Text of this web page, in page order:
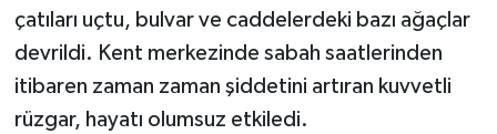
çatıları uçtu, bulvar ve caddelerdeki bazı ağaçlar
devrildi. Kent merkezinde sabah saatlerinden
itibaren zaman zaman şiddetini artıran kuvvetli
rüzgar, hayatı olumsuz etkiledi.